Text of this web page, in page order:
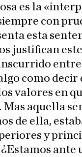
es la
con
esta
justifican
como
valores en
aquella
de ella,
y
ante